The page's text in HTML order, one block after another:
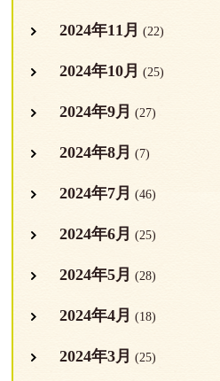
2024年11月 (22)
2024年10月 (25)
2024年9月 (27)
2024年8月 (7)
2024年7月 (46)
2024年6月 (25)
2024年5月 (28)
2024年4月 (18)
2024年3月 (25)